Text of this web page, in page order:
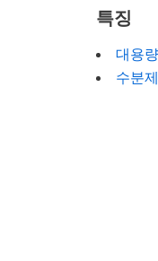
특징
대용량
수분